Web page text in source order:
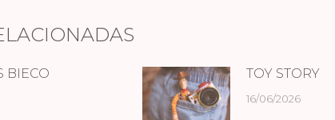
BIECO TOY STORY
16/06/2026